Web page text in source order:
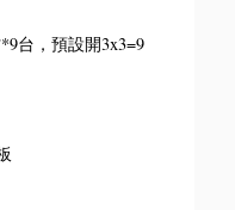
台，預設開3x3=9